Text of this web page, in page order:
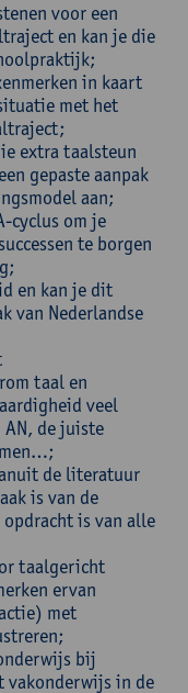
voor een
en kan je die
in kaart
met het
extra taalsteun
gepaste aanpak
aan;
cyclus om je
te borgen
en kan je dit
van Nederlandse
taal en
veel
de juiste
de literatuur
is van de
opdracht is van alle
taalgericht
ervan
met
bij
vakonderwijs in de